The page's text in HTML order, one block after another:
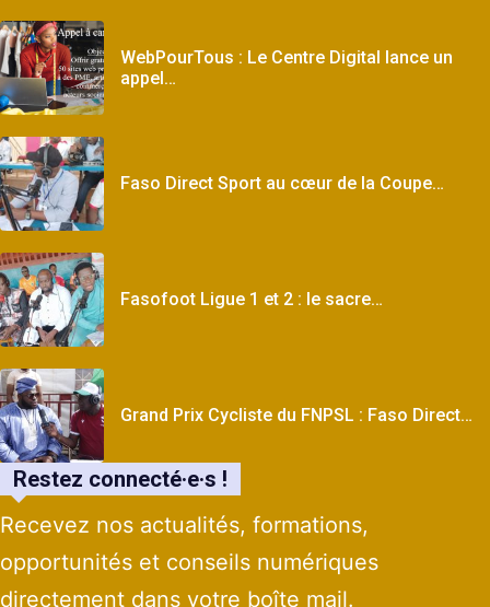
WebPourTous : Le Centre Digital lance un
appel…
Faso Direct Sport au cœur de la Coupe…
Fasofoot Ligue 1 et 2 : le sacre…
Grand Prix Cycliste du FNPSL : Faso Direct…
Restez connecté·e·s !
Recevez nos actualités, formations,
opportunités et conseils numériques
directement dans votre boîte mail.